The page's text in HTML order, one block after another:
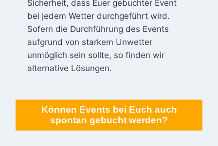
Sicherheit, dass Euer gebuchter Event
bei jedem Wetter durchgeführt wird.
Sofern die Durchführung des Events
aufgrund von starkem Unwetter
unmöglich sein sollte, so finden wir
alternative Lösungen.
Können Events bei Euch auch
spontan gebucht werden?